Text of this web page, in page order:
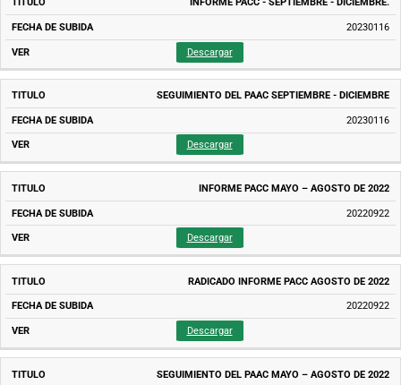
DE
SUBIDA
INFORME PACC - SEPTIEMBRE - DICIEMBRE.
20230116
Descargar
SEGUIMIENTO DEL PAAC SEPTIEMBRE - DICIEMBRE
20230116
Descargar
INFORME PACC MAYO – AGOSTO DE 2022
20220922
Descargar
RADICADO INFORME PACC AGOSTO DE 2022
20220922
Descargar
SEGUIMIENTO DEL PAAC MAYO – AGOSTO DE 2022